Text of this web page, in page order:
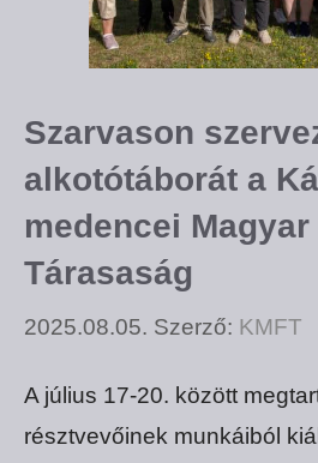
Szarvason
alkotótáborát a
medencei
Tárasaság
2025.08.05. Szerző: KMFT
A július 17-20. között
résztvevőinek munkáiból